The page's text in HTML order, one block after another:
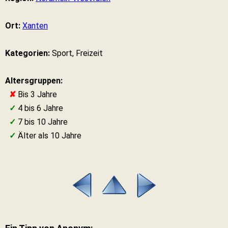
Ort: Xanten
Kategorien: Sport, Freizeit
Altersgruppen:
✘ Bis 3 Jahre
✓ 4 bis 6 Jahre
✓ 7 bis 10 Jahre
✓ Älter als 10 Jahre